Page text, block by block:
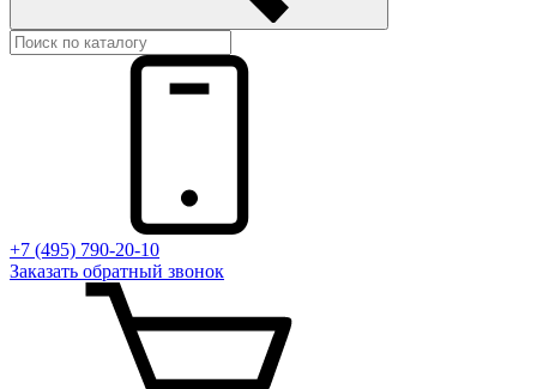
+7 (495) 790-20-10
Заказать обратный звонок